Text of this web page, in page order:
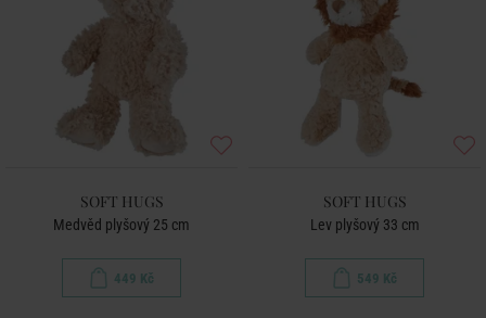
SOFT HUGS
Medvěd plyšový 25 cm
449 Kč
SOFT HUGS
Lev plyšový 33 cm
549 Kč